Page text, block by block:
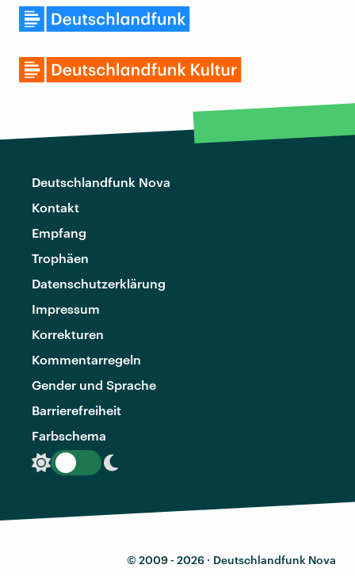
Deutschlandfunk Nova
Kontakt
Empfang
Trophäen
Datenschutzerklärung
Impressum
Korrekturen
Kommentarregeln
Gender und Sprache
Barrierefreiheit
Farbschema
© 2009 - 2026 · Deutschlandfunk Nova